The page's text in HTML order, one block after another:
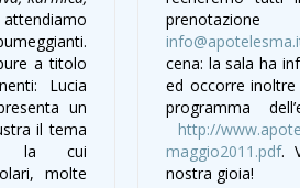
a titolo
Lucia
un
il tema
la cui
molte
cena: la sala ha
ed occorre
programma
http://
maggio2011.pdf.
nostra gioia!